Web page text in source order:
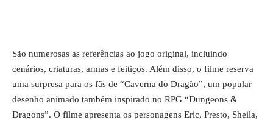
São numerosas as referências ao jogo original, incluindo
cenários, criaturas, armas e feitiços. Além disso, o filme reserva
uma surpresa para os fãs de “Caverna do Dragão”, um popular
desenho animado também inspirado no RPG “Dungeons &
Dragons”. O filme apresenta os personagens Eric, Presto, Sheila,